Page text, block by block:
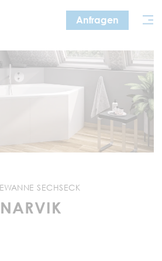
Anfragen
SECHSECK
NARVIK